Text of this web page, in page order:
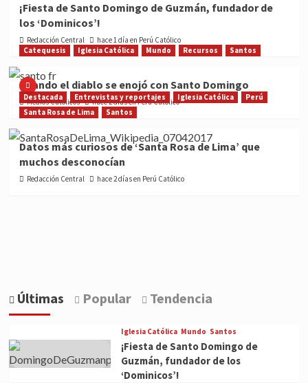
¡Fiesta de Santo Domingo de Guzmán, fundador de
los ‘Dominicos’!
Redacción Central
hace 1 día en Perú Católico
Catequesis
Iglesia Católica Mundo Recursos Santos
Cuando el diablo se enojó con Santo Domingo
Medios Católicos hace 2 días en Perú Católico
Destacada Entrevistas y reportajes Iglesia Católica
Perú
Santa Rosa de Lima
Santos
Datos más curiosos de ‘Santa Rosa de Lima’ que
muchos desconocían
Redacción Central hace 2 días en Perú Católico
Últimas Popular Tendencia
Iglesia Católica Mundo Santos
¡Fiesta de Santo Domingo de
Guzmán, fundador de los
‘Dominicos’!